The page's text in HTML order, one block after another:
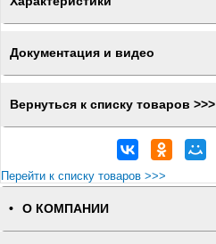
Документация и видео
Вернуться к списку товаров >>>
Перейти к списку товаров >>>
О КОМПАНИИ